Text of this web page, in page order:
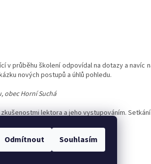
Odmítnout Souhlasím
v průběhu školení odpovídal na dotazy a navíc
nových postupů a úhlů pohledu.
obec Horní Suchá
lektora a jeho vystupováním.
a občerstvení v průběhu semináře.